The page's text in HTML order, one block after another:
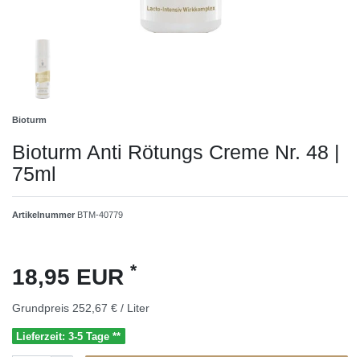
Bioturm
Bioturm Anti Rötungs Creme Nr. 48 |
75ml
Artikelnummer BTM-40779
18,95 EUR *
Grundpreis 252,67 € / Liter
Lieferzeit: 3-5 Tage **